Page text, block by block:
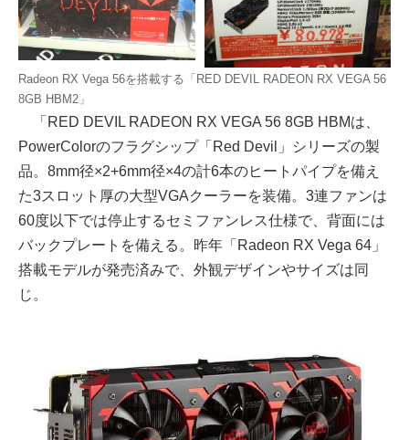
Radeon RX Vega 56を搭載する「RED DEVIL RADEON RX VEGA 56
8GB HBM2」
「RED DEVIL RADEON RX VEGA 56 8GB HBMは、
PowerColorのフラグシップ「Red Devil」シリーズの製
品。8mm径×2+6mm径×4の計6本のヒートパイプを備え
た3スロット厚の大型VGAクーラーを装備。3連ファンは
60度以下では停止するセミファンレス仕様で、背面には
バックプレートを備える。昨年「Radeon RX Vega 64」
搭載モデルが発売済みで、外観デザインやサイズは同
じ。